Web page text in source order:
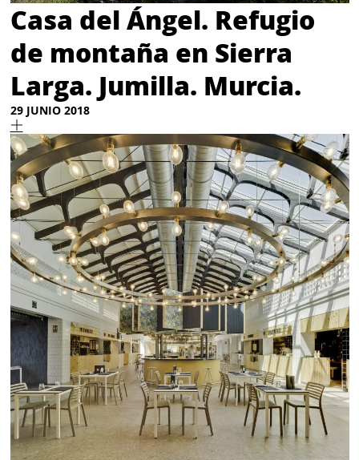
Casa del Ángel. Refugio
de montaña en Sierra
Larga. Jumilla. Murcia.
29 JUNIO 2018